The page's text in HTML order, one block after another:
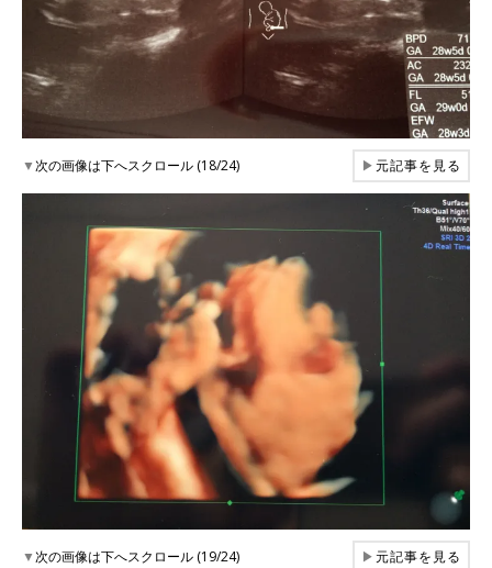
▼次の画像は下へスクロール (18/24) ▶元記事を見る
▼次の画像は下へスクロール (19/24) ▶元記事を見る